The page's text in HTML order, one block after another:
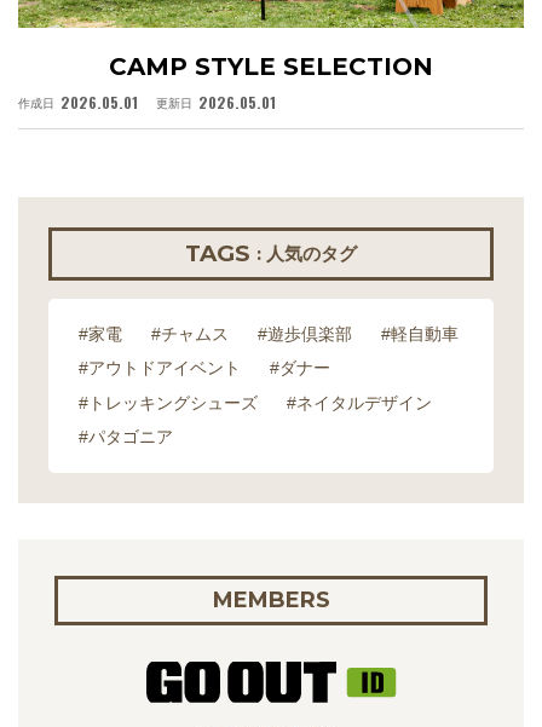
CAMP STYLE SELECTION
作成日 2026.05.01 更新日 2026.05.01
TAGS : 人気のタグ
#家電 #チャムス #遊歩倶楽部
#軽自動車
#アウトドアイベント
#ダナー
#トレッキングシューズ
#ネイタルデザイン
#パタゴニア
MEMBERS